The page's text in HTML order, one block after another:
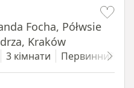
Focha, Półwsie
Kraków
3 кімнати Первинний